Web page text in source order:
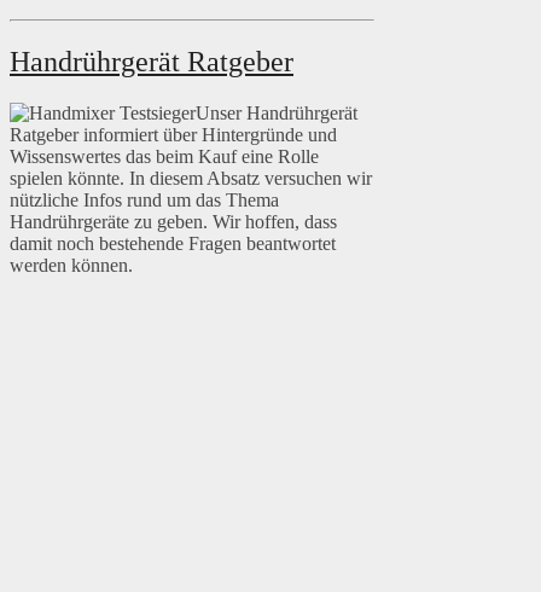
Handrührgerät Ratgeber
Unser Handrührgerät
Ratgeber informiert über Hintergründe und
Wissenswertes das beim Kauf eine Rolle
spielen könnte. In diesem Absatz versuchen wir
nützliche Infos rund um das Thema
Handrührgeräte zu geben. Wir hoffen, dass
damit noch bestehende Fragen beantwortet
werden können.